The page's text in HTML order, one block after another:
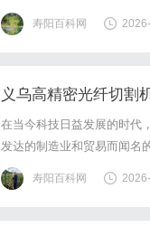
3D激光水晶内雕机厂家。本
好地了解这一行业的动态与
寿阳百科网
义乌高精密光纤切割
在当今科技日益发展的时代
发达的制造业和贸易而闻名
家，义乌的企业在技术研发
密光纤切割机厂家，包括技
寿阳百科网